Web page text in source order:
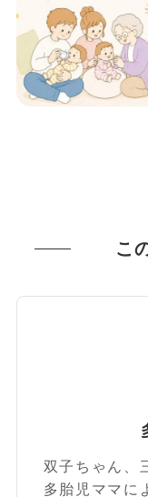
こ
双子ちゃん、
多胎児ママに